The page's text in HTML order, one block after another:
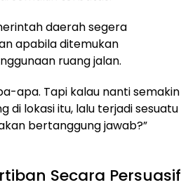
daerah segera
apabila ditemukan
ruang jalan.
apa. Tapi kalau nanti semakin
di lokasi itu, lalu terjadi sesuatu
bertanggung jawab?”
Secara Persuasif